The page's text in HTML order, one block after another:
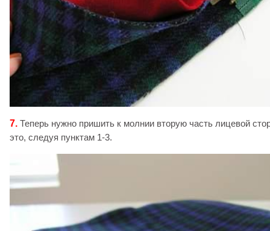
7. Теперь нужно пришить к молнии вторую часть лицевой
это, следуя пунктам 1-3.